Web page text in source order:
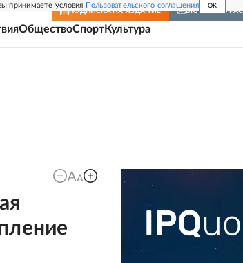
принимаете условия Пользовательского соглашения OK
ПОДПИСКА НА ИЗДАНИЕ ВКЛЮЧИТЬ
ОбществоСпортКультура